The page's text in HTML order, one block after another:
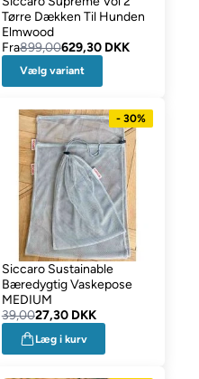
Tørre Dækken Til Hunden
Elmwood
Fra899,00629,30 DKK
Vælg variant
- 30%
Siccaro Sustainable
Bæredygtig Vaskepose
MEDIUM
39,0027,30 DKK
Læg i kurv